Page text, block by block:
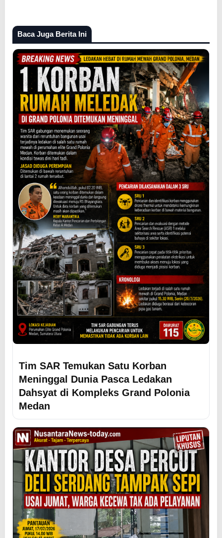
Baca Juga Berita Ini
Tim SAR Temukan Satu Korban
Meninggal Dunia Pasca Ledakan
Dahsyat di Kompleks Grand Polonia
Medan